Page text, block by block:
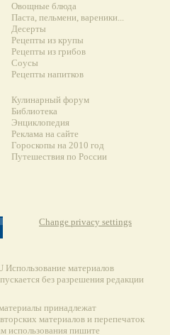
Овощные блюда
Паста, пельмени, вареники...
Десерты
Рецепты из крупы
Рецепты из грибов
Соусы
Рецепты напитков
Кулинарный форум
Библиотека
Энциклопедия
Реклама на сайте
Гороскопы на 2010 год
Путешествия по России
Change privacy settings
материалов
без разрешения редакции
принадлежат
материалов и перепечаток
использования пишите